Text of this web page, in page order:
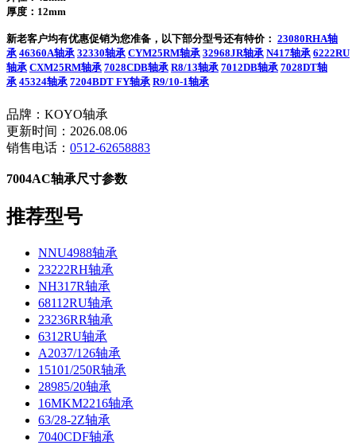
厚度：12mm
新老客户均有优惠促销为您准备，以下部分型号还有特价： 23080RHA轴
承 46360A轴承 32330轴承 CYM25RM轴承 32968JR轴承 N417轴承 6222RU
轴承 CXM25RM轴承 7028CDB轴承 R8/13轴承 7012DB轴承 7028DT轴
承 45324轴承 7204BDT FY轴承 R9/10-1轴承
品牌：KOYO轴承
更新时间：2026.08.06
销售电话： 0512-62658883
7004AC轴承尺寸参数
推荐型号
NNU4988轴承
23222RH轴承
NH317R轴承
68112RU轴承
23236RR轴承
6312RU轴承
A2037/126轴承
15101/250R轴承
28985/20轴承
16MKM2216轴承
63/28-2Z轴承
7040CDF轴承